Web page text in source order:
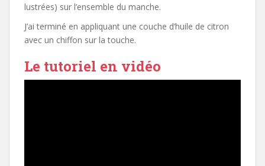
lustrées) sur l’ensemble du manche.
J’ai terminé en appliquant une couche d’huile de citron
avec un chiffon sur la touche.
Le tutoriel en vidéo